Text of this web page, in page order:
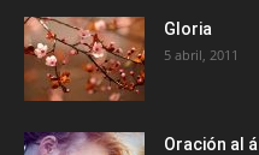
Gloria
5 abril, 2011
Oración al